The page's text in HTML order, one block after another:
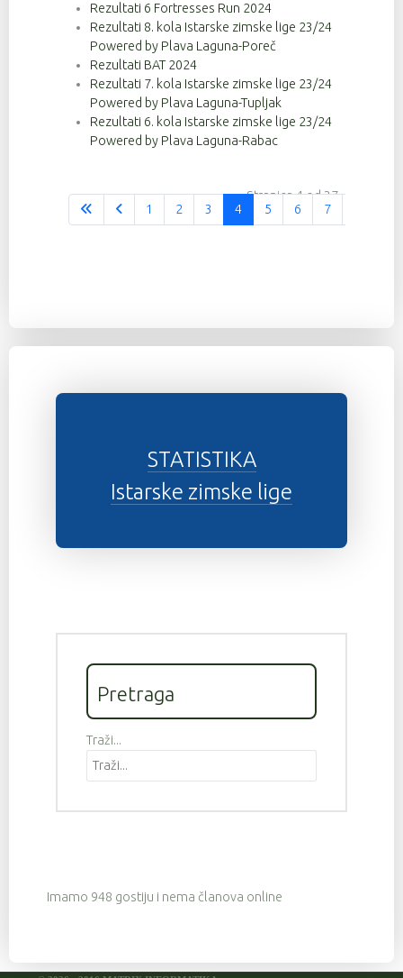
Rezultati 6 Fortresses Run 2024
Rezultati 8. kola Istarske zimske lige 23/24
Powered by Plava Laguna-Poreč
Rezultati BAT 2024
Rezultati 7. kola Istarske zimske lige 23/24
Powered by Plava Laguna-Tupljak
Rezultati 6. kola Istarske zimske lige 23/24
Powered by Plava Laguna-Rabac
Stranica 4 od 37
1
2 3 4 5 6 7
STATISTIKA
Istarske zimske lige
Pretraga
Traži...
Imamo 948 gostiju i nema članova online